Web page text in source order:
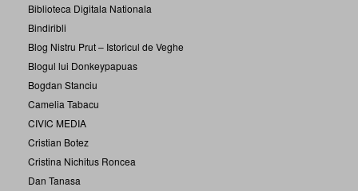
Biblioteca Digitala Nationala
Bindiribli
Blog Nistru Prut – Istoricul de Veghe
Blogul lui Donkeypapuas
Bogdan Stanciu
Camelia Tabacu
CIVIC MEDIA
Cristian Botez
Cristina Nichitus Roncea
Dan Tanasa